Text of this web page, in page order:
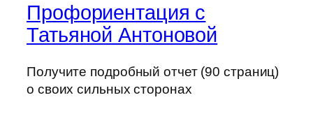
Профориентация с
Татьяной Антоновой
Получите подробный отчет (90 страниц)
о своих сильных сторонах